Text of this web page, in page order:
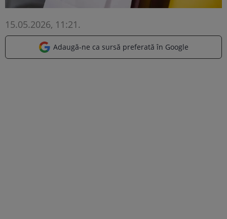
15.05.2026, 11:21 .
Adaugă-ne ca sursă preferată în Google